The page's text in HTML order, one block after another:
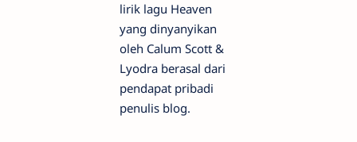
lirik lagu Heaven
yang dinyanyikan
oleh Calum Scott &
Lyodra berasal dari
pendapat pribadi
penulis blog.